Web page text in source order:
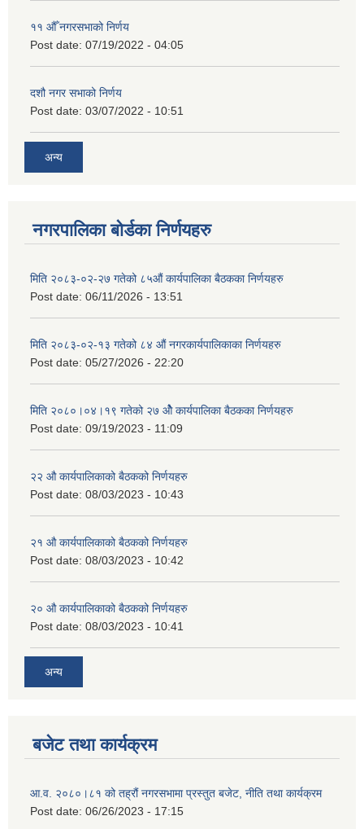
११ ‌औँ नगरसभाको निर्णय
Post date: 07/19/2022 - 04:05
दशौ नगर सभाको निर्णय
Post date: 03/07/2022 - 10:51
अन्य
नगरपालिका बोर्डका निर्णयहरु
मिति २०८३-०२-२७ गतेको ८५औं कार्यपालिका बैठकका निर्णयहरु
Post date: 06/11/2026 - 13:51
मिति २०८३-०२-१३ गतेको ८४ औं नगरकार्यपालिकाका निर्णयहरु
Post date: 05/27/2026 - 22:20
मिति २०८०।०४।१९ गतेको २७ ‌‍‌ओेै कार्यपालिका बैठकका निर्णयहरु
Post date: 09/19/2023 - 11:09
२‍२ औ कार्यपालिकाको बैठकको निर्णयहरु
Post date: 08/03/2023 - 10:43
२‍१ औ कार्यपालिकाको बैठकको निर्णयहरु
Post date: 08/03/2023 - 10:42
२‍० औ कार्यपालिकाको बैठकको निर्णयहरु
Post date: 08/03/2023 - 10:41
अन्य
बजेट तथा कार्यक्रम
आ.व. २०८०।८१ को तह्रौं नगरसभामा प्रस्तुत बजेट, नीति तथा कार्यक्रम
Post date: 06/26/2023 - 17:15